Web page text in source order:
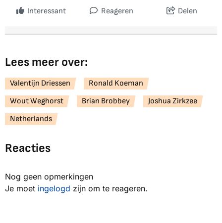
Interessant Reageren Delen
Lees meer over:
Valentijn Driessen
Ronald Koeman
Wout Weghorst
Brian Brobbey
Joshua Zirkzee
Netherlands
Reacties
Nog geen opmerkingen
Je moet ingelogd zijn om te reageren.